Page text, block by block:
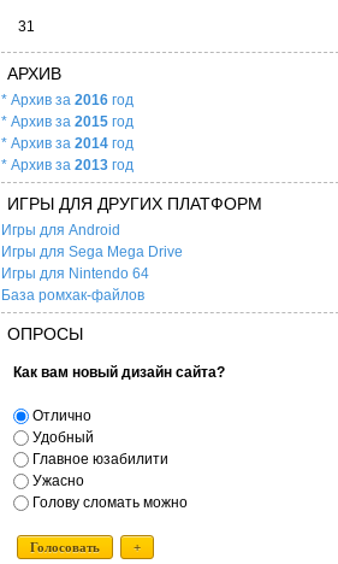
31
АРХИВ
* Архив за 2016 год
* Архив за 2015 год
* Архив за 2014 год
* Архив за 2013 год
ИГРЫ ДЛЯ ДРУГИХ ПЛАТФОРМ
Игры для Android
Игры для Sega Mega Drive
Игры для Nintendo 64
База ромхак-файлов
ОПРОСЫ
Как вам новый дизайн сайта?
Отлично
Удобный
Главное юзабилити
Ужасно
Голову сломать можно
Голосовать +